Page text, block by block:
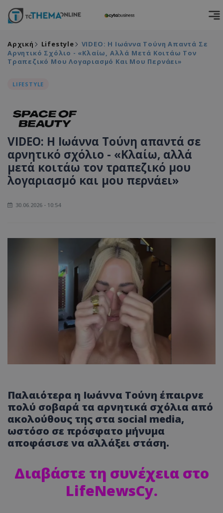
Αρχική Lifestyle
VIDEO: Η Ιωάννα Τούνη Απαντά Σε
Αρνητικό Σχόλιο - «Κλαίω, Αλλά Μετά Κοιτάω Τον
Τραπεζικό Μου Λογαριασμό Και Μου Περνάει»
LIFESTYLE
VIDEO: Η Ιωάννα Τούνη απαντά σε
αρνητικό σχόλιο - «Κλαίω, αλλά
μετά κοιτάω τον τραπεζικό μου
λογαριασμό και μου περνάει»
30.06.2026 - 10:54
Παλαιότερα η Ιωάννα Τούνη έπαιρνε
πολύ σοβαρά τα αρνητικά σχόλια από
ακολούθους της στα social media,
ωστόσο σε πρόσφατο μήνυμα
αποφάσισε να αλλάξει στάση.
Διαβάστε τη συνέχεια στο
LifeNewsCy.